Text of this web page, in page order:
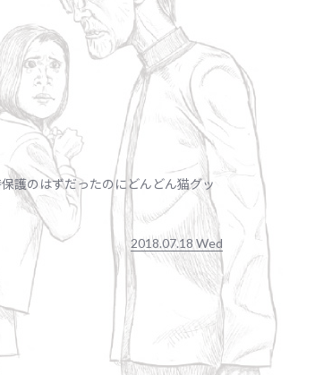
護のはずだったのにどんどん猫グッ
2018.07.18 Wed